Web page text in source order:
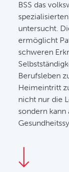
BSS das
untersucht.
ermöglicht
schweren
Berufsleben
Heimeintritt
nicht nur die
sondern kann